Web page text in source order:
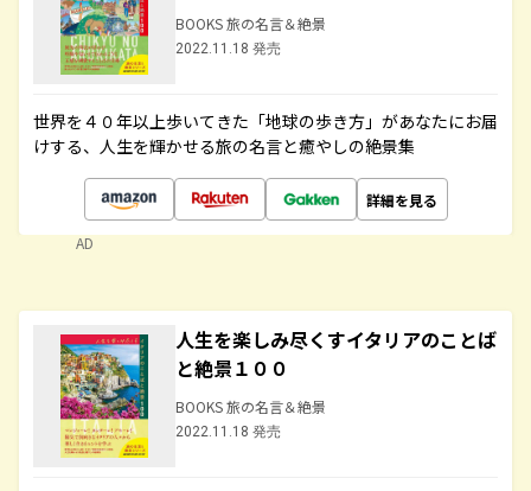
BOOKS 旅の名言＆絶景
2022.11.18 発売
世界を４０年以上歩いてきた「地球の歩き方」があなたにお届
けする、人生を輝かせる旅の名言と癒やしの絶景集
詳細を見る
AD
人生を楽しみ尽くすイタリアのことば
と絶景１００
BOOKS 旅の名言＆絶景
2022.11.18 発売